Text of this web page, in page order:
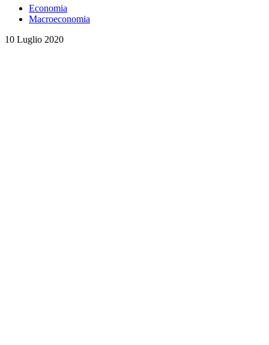
Economia
Macroeconomia
10 Luglio 2020